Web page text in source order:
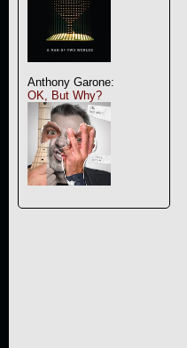
Anthony Garone:
OK, But Why?